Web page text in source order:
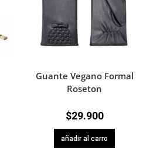
Guante Vegano Formal
Roseton
$29.900
añadir al carro